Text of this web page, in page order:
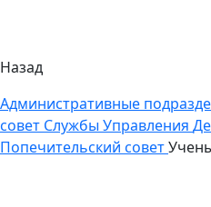
Назад
Административные
совет Службы Управления
Попечительский совет